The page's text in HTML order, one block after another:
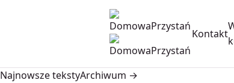
Kontakt
Najnowsze tekstyArchiwum →